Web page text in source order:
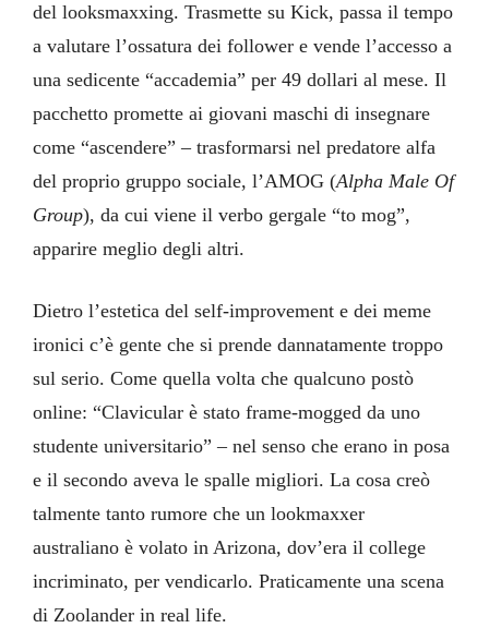
del looksmaxxing. Trasmette su Kick, passa il tempo
a valutare l’ossatura dei follower e vende l’accesso a
una sedicente “accademia” per 49 dollari al mese. Il
pacchetto promette ai giovani maschi di insegnare
come “ascendere” – trasformarsi nel predatore alfa
del proprio gruppo sociale, l’AMOG (Alpha Male Of
Group), da cui viene il verbo gergale “to mog”,
apparire meglio degli altri.
Dietro l’estetica del self-improvement e dei meme
ironici c’è gente che si prende dannatamente troppo
sul serio. Come quella volta che qualcuno postò
online: “Clavicular è stato frame-mogged da uno
studente universitario” – nel senso che erano in posa
e il secondo aveva le spalle migliori. La cosa creò
talmente tanto rumore che un lookmaxxer
australiano è volato in Arizona, dov’era il college
incriminato, per vendicarlo. Praticamente una scena
di Zoolander in real life.